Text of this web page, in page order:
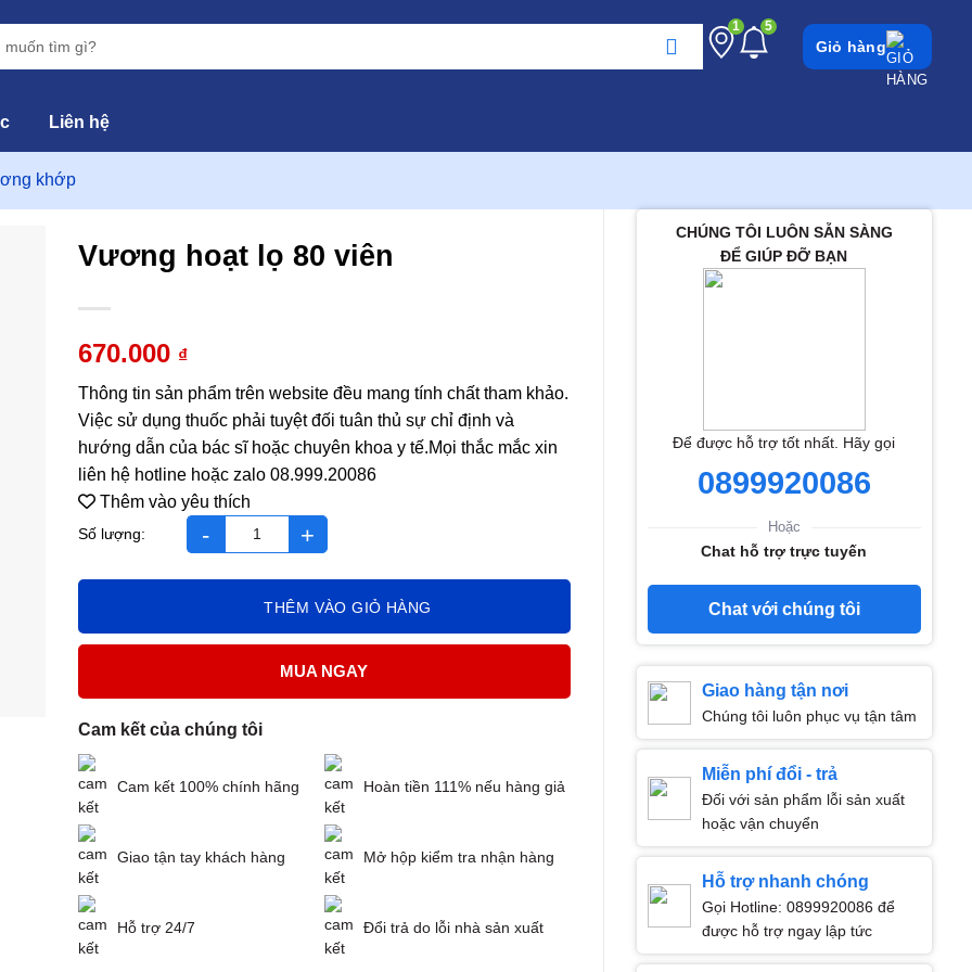
1 5
Giỏ hàng
Liên hệ
khớp
CHÚNG TÔI LUÔN SẴN SÀNG
ĐỂ GIÚP ĐỠ BẠN
Để được hỗ trợ tốt nhất. Hãy gọi
0899920086
Hoặc
Chat hỗ trợ trực tuyến
Chat với chúng tôi
Giao hàng tận nơi
Chúng tôi luôn phục vụ tận tâm
Miễn phí đổi - trả
Đối với sản phẩm lỗi sản xuất
hoặc vận chuyển
Hỗ trợ nhanh chóng
Gọi Hotline: 0899920086 để
được hỗ trợ ngay lập tức
Vương hoạt lọ 80 viên
670.000 ₫
Vương hoạt lọ 80 viên số lượng
THÊM VÀO GIỎ HÀNG
MUA NGAY
Thông tin sản phẩm trên website đều mang tính chất tham khảo.
Việc sử dụng thuốc phải tuyệt đối tuân thủ sự chỉ định và
hướng dẫn của bác sĩ hoặc chuyên khoa y tế.Mọi thắc mắc xin
liên hệ hotline hoặc zalo 08.999.20086
Cam kết của chúng tôi
Cam kết 100% chính hãng Hoàn tiền 111% nếu hàng giả
Giao tận tay khách hàng Mở hộp kiểm tra nhận hàng
Hỗ trợ 24/7 Đổi trả do lỗi nhà sản xuất
Thêm vào yêu thích